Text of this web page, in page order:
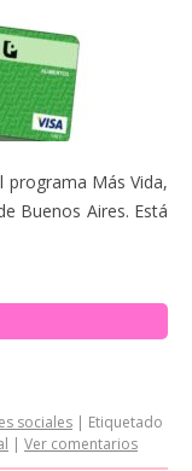
programa Más Vida,
Buenos Aires. Está
sociales | Etiquetado
| Ver comentarios